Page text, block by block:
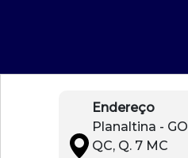
Endereço
Planaltina - GO
QC, Q. 7 MC